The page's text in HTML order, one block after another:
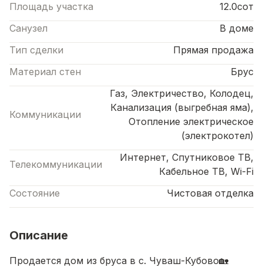
Площадь участка
12.0сот
Санузел
В доме
Тип сделки
Прямая продажа
Материал стен
Брус
Коммуникации
Газ, Электричество, Колодец,
Канализация (выгребная яма),
Отопление электрическое
(электрокотел)
Телекоммуникации
Интернет, Спутниковое ТВ,
Кабельное ТВ, Wi-Fi
Состояние
Чистовая отделка
Описание
Продается дом из бруса в с. Чуваш-Кубово🏡